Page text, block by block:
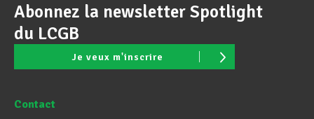
Abonnez la newsletter Spotlight
du LCGB
Je veux m'inscrire
Contact